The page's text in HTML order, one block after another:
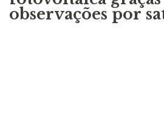
observações por